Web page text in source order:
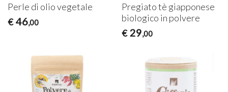
Perle di olio vegetale
€ 46,00
Pregiato tè giapponese
biologico in polvere
€ 29,00